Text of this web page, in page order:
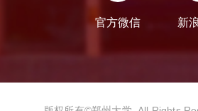
官方微信 新